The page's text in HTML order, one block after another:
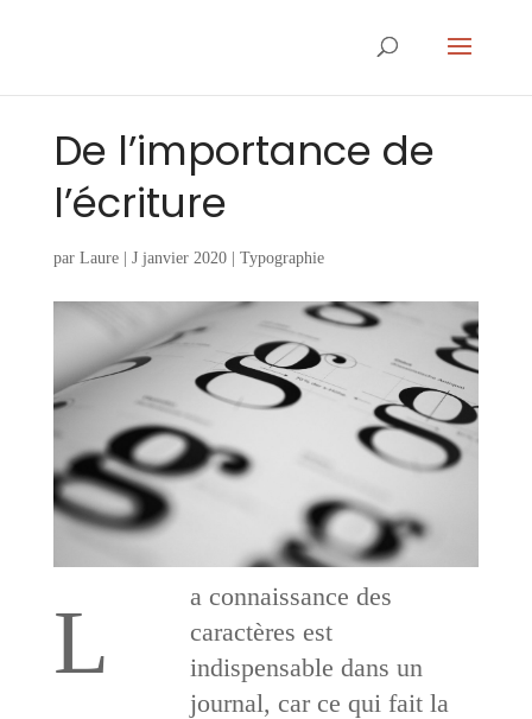
De l’importance de
l’écriture
par Laure| J janvier 2020| Typographie
L
a connaissance des
caractères est
indispensable dans un
journal, car ce qui fait la